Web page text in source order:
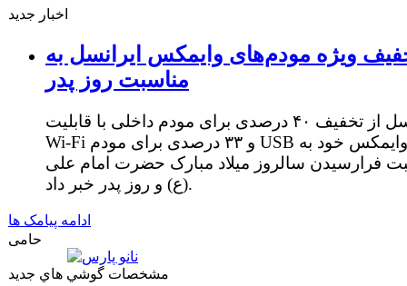
اخبار جدید
ویژه مودم‌های وایمکس ایرانسل به
مناسبت روز پدر
ایرانسل از تخفیف ۴۰ درصدی برای مودم داخلی با قابلیت
Wi-Fi و ۳۳ درصدی برای مودم USB وایمکس خود به
فرارسیدن سالروز میلاد مبارک حضرت امام علی
(ع) و روز پدر خبر داد.
ادامه پیامک ها
حامی
مشخصات گوشي هاي جديد